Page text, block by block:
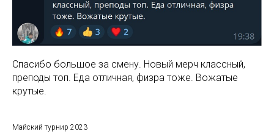
Спасибо большое за смену. Новый мерч классный,
преподы топ. Еда отличная, физра тоже. Вожатые
крутые.
Майский турнир 2023